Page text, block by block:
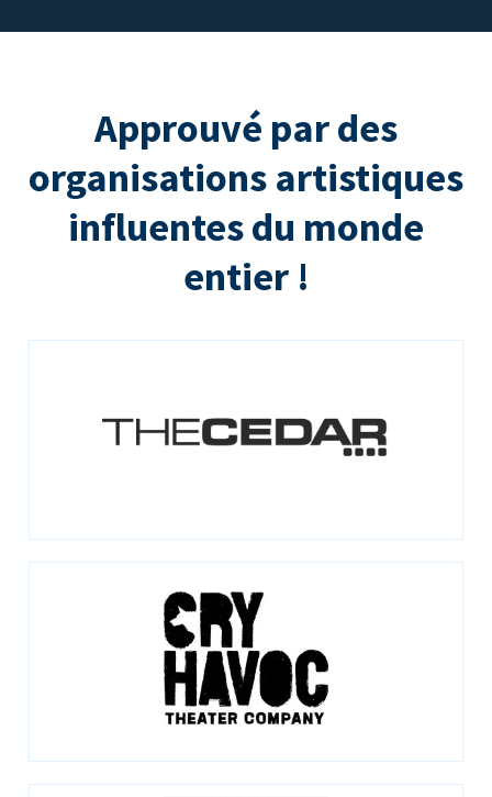
Approuvé par des
organisations artistiques
influentes du monde
entier !